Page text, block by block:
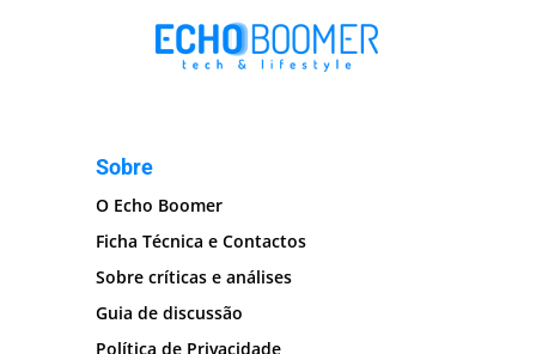
Sobre
O Echo Boomer
Ficha Técnica e Contactos
Sobre críticas e análises
Guia de discussão
Política de Privacidade